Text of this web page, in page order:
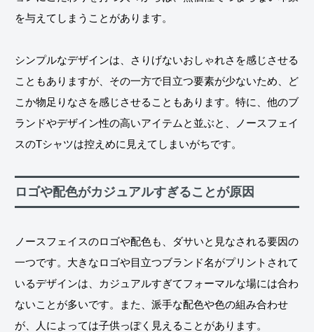
を与えてしまうことがあります。
シンプルなデザインは、さりげないおしゃれさを感じさせる
こともありますが、その一方で目立つ要素が少ないため、ど
こか物足りなさを感じさせることもあります。特に、他のブ
ランドやデザイン性の高いアイテムと並ぶと、ノースフェイ
スのTシャツは控えめに見えてしまいがちです。
ロゴや配色がカジュアルすぎることが原因
ノースフェイスのロゴや配色も、ダサいと見なされる要因の
一つです。大きなロゴや目立つブランド名がプリントされて
いるデザインは、カジュアルすぎてフォーマルな場には合わ
ないことが多いです。また、派手な配色や色の組み合わせ
が、人によっては子供っぽく見えることがあります。